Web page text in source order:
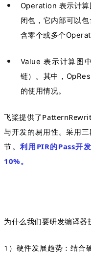
Operation 表示计
闭包，它内部可以
含零个或多个
Value 表示计算图
链）。其中，
的使用情况。
飞桨提供了
与开发的易用性。采用
节。利用PIR的Pass开
10%。
为什么我们要研发编译器
1）硬件发展趋势：结合